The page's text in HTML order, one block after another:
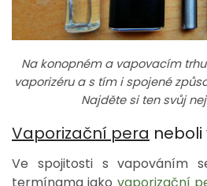
Na konopném a vapovacím
vaporizéru a s tím i spojené
Najděte si ten svůj
Vaporizační pera
Ve spojitosti s vapováním